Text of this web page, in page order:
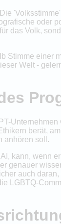
oder
das Volk,
Stimme einer
Welt -
berät,
anhören soll.
kann, wenn
genauer
auch
LGBTQ-